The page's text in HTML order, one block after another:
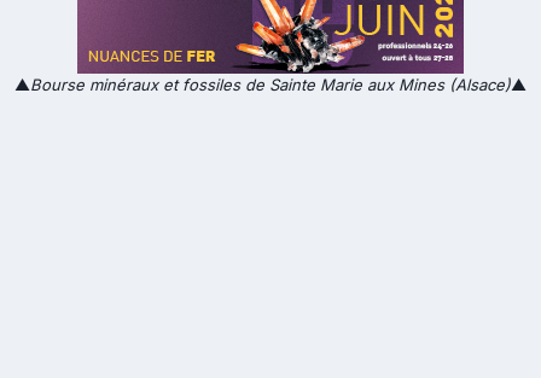
▲Bourse minéraux et fossiles de Sainte Marie aux Mines (Alsace)▲